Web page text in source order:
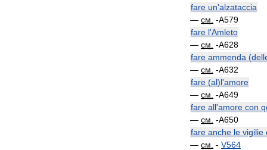
fare un'alzataccia
— см -A579
fare l'Amleto
— см -A628
fare ammenda (
— см -A632
fare (al)l'amore
— см -A649
fare all'amore con
— см -A650
fare anche le vigilie
— см - V564